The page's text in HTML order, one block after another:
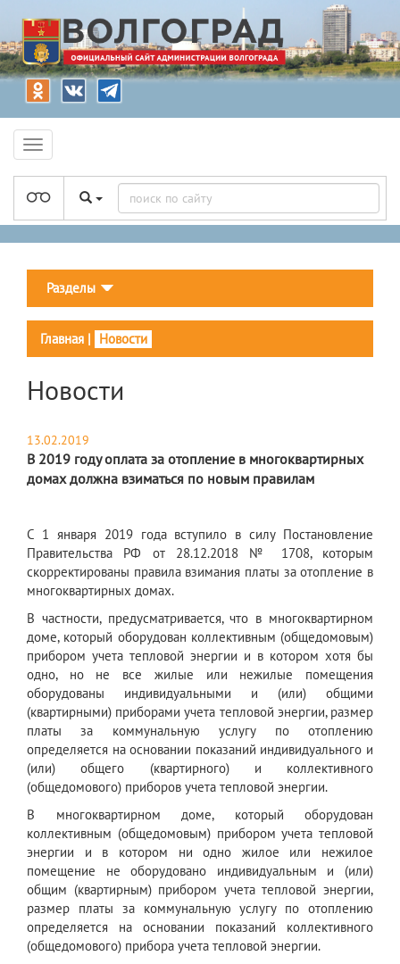
Разделы
Главная | Новости
Новости
13.02.2019
В 2019 году оплата за отопление в многоквартирных
домах должна взиматься по новым правилам
С 1 января 2019 года вступило в силу Постановление
Правительства РФ от 28.12.2018 № 1708, которым
скорректированы правила взимания платы за отопление в
многоквартирных домах.
В частности, предусматривается, что в многоквартирном
доме, который оборудован коллективным (общедомовым)
прибором учета тепловой энергии и в котором хотя бы
одно, но не все жилые или нежилые помещения
оборудованы индивидуальными и (или) общими
(квартирными) приборами учета тепловой энергии, размер
платы за коммунальную услугу по отоплению
определяется на основании показаний индивидуального и
(или) общего (квартирного) и коллективного
(общедомового) приборов учета тепловой энергии.
В многоквартирном доме, который оборудован
коллективным (общедомовым) прибором учета тепловой
энергии и в котором ни одно жилое или нежилое
помещение не оборудовано индивидуальным и (или)
общим (квартирным) прибором учета тепловой энергии,
размер платы за коммунальную услугу по отоплению
определяется на основании показаний коллективного
(общедомового) прибора учета тепловой энергии.